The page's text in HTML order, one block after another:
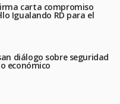
carta compromiso
Igualando RD para el
diálogo sobre seguridad
económico